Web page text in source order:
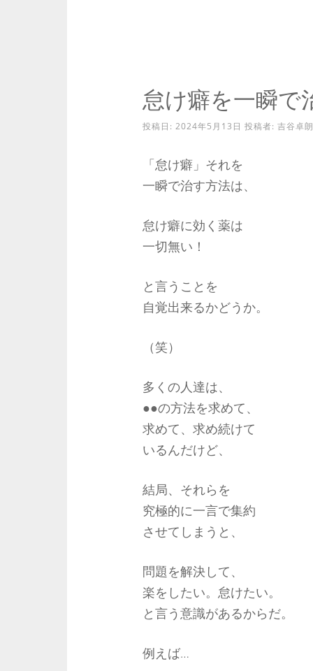
怠け癖を一瞬で
投稿日: 2024年5月13日 投稿者: 吉谷卓朗
「怠け癖」それを
一瞬で治す方法は、
怠け癖に効く薬は
一切無い！
と言うことを
自覚出来るかどうか。
（笑）
多くの人達は、
●●の方法を求めて、
求めて、求め続けて
いるんだけど、
結局、それらを
究極的に一言で集約
させてしまうと、
問題を解決して、
楽をしたい。怠けたい。
と言う意識があるからだ。
例えば…